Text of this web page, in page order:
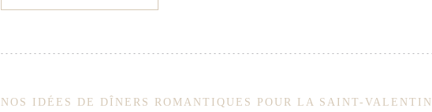
NOS IDÉES DE DÎNERS ROMANTIQUES POUR LA SAINT-VALENTIN